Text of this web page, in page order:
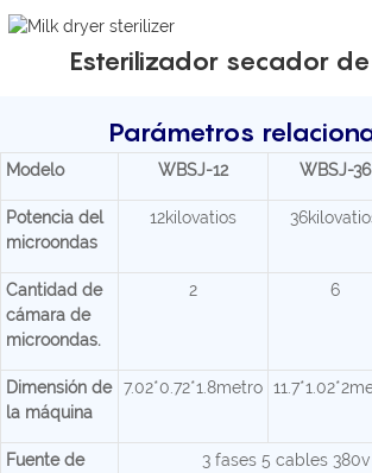
Esterilizador secador
Parámetros
Modelo WBSJ-12 WBSJ-36
Potencia del
microondas
12kilovatios
Cantidad de
cámara de
microondas.
2 6
Dimensión de
la máquina
7.02*0.72*1.8metro
Fuente de 3 fases 5 cables